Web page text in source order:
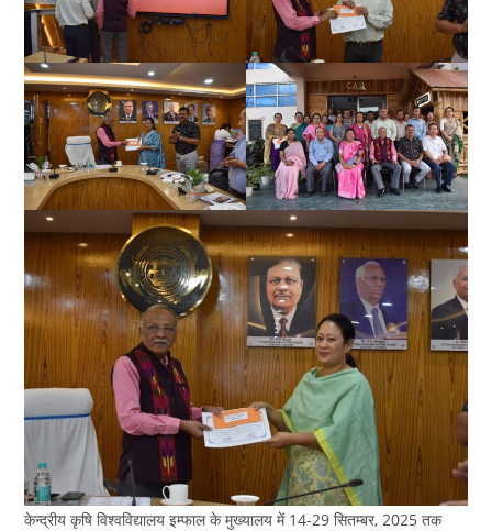
केन्द्रीय कृषि विश्वविद्यालय इम्फाल के मुख्यालय में 14-29 सितम्बर, 2025 तक